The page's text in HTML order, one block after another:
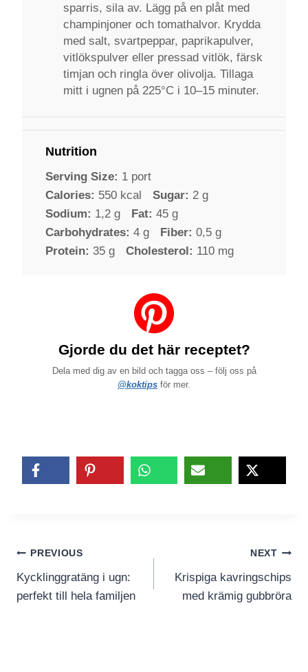
sparris, sila av. Lägg på en plåt med
champinjoner och tomathalvor. Krydda
med salt, svartpeppar, paprikapulver,
vitlökspulver eller pressad vitlök, färsk
timjan och ringla över olivolja. Tillaga
mitt i ugnen på 225°C i 10–15 minuter.
Nutrition
Serving Size: 1 port
Calories: 550 kcal Sugar: 2 g
Sodium: 1,2 g Fat: 45 g
Carbohydrates: 4 g Fiber: 0,5 g
Protein: 35 g Cholesterol: 110 mg
Gjorde du det här receptet?
Dela med dig av en bild och tagga oss – följ oss på
@koktips för mer.
Inläggsnavigering
PREVIOUS
Kycklinggratäng i ugn:
perfekt till hela familjen
NEXT
Krispiga kavringschips
med krämig gubbröra